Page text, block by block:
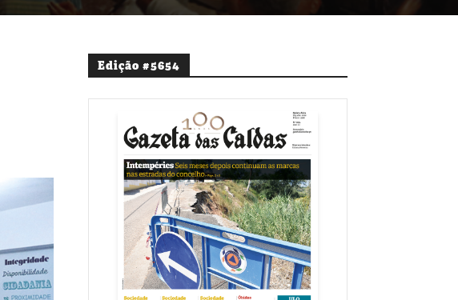
Edição #5654